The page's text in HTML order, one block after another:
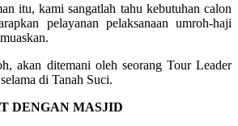
itu, kami sangatlah tahu kebutuhan calon
pelayanan pelaksanaan umroh-haji
akan ditemani oleh seorang Tour Leader
di Tanah Suci.
DENGAN MASJID